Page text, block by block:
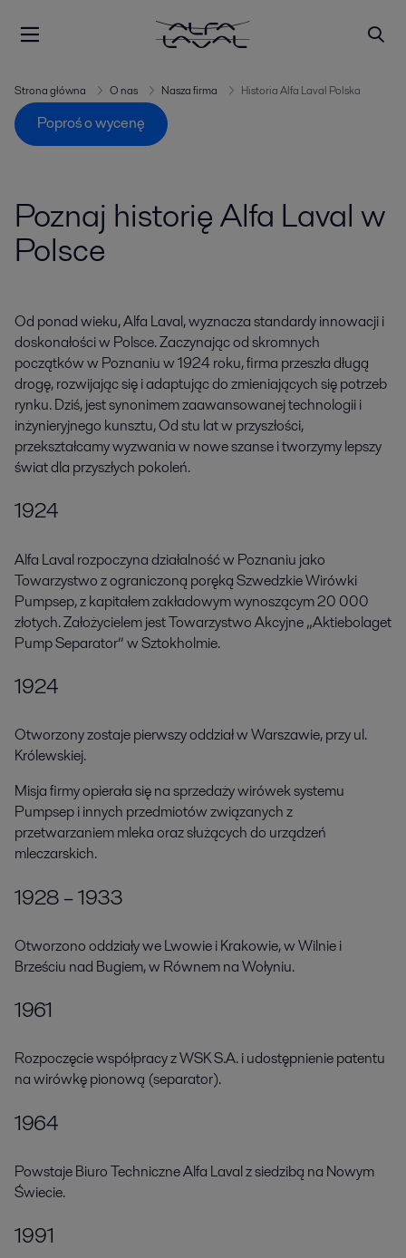
Strona główna O nas Nasza firma Historia Alfa Laval Polska
Poproś o wycenę
Poznaj historię Alfa Laval w
Polsce
Od ponad wieku, Alfa Laval, wyznacza standardy innowacji i
doskonałości w Polsce. Zaczynając od skromnych
początków w Poznaniu w 1924 roku, firma przeszła długą
drogę, rozwijając się i adaptując do zmieniających się potrzeb
rynku. Dziś, jest synonimem zaawansowanej technologii i
inżynieryjnego kunsztu, Od stu lat w przyszłości,
przekształcamy wyzwania w nowe szanse i tworzymy lepszy
świat dla przyszłych pokoleń.
1924
Alfa Laval rozpoczyna działalność w Poznaniu jako
Towarzystwo z ograniczoną poręką Szwedzkie Wirówki
Pumpsep, z kapitałem zakładowym wynoszącym 20 000
złotych. Założycielem jest Towarzystwo Akcyjne „Aktiebolaget
Pump Separator” w Sztokholmie.
1924
Otworzony zostaje pierwszy oddział w Warszawie, przy ul.
Królewskiej.
Misja firmy opierała się na sprzedaży wirówek systemu
Pumpsep i innych przedmiotów związanych z
przetwarzaniem mleka oraz służących do urządzeń
mleczarskich.
1928 – 1933
Otworzono oddziały we Lwowie i Krakowie, w Wilnie i
Brześciu nad Bugiem, w Równem na Wołyniu.
1961
Rozpoczęcie współpracy z WSK S.A. i udostępnienie patentu
na wirówkę pionową (separator).
1964
Powstaje Biuro Techniczne Alfa Laval z siedzibą na Nowym
Świecie.
1991